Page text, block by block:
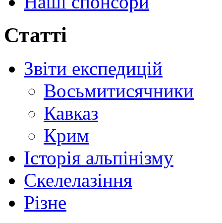
Статті
Звіти експедицій
Восьмитисячники
Кавказ
Крим
Історія альпінізму
Скелелазіння
Різне